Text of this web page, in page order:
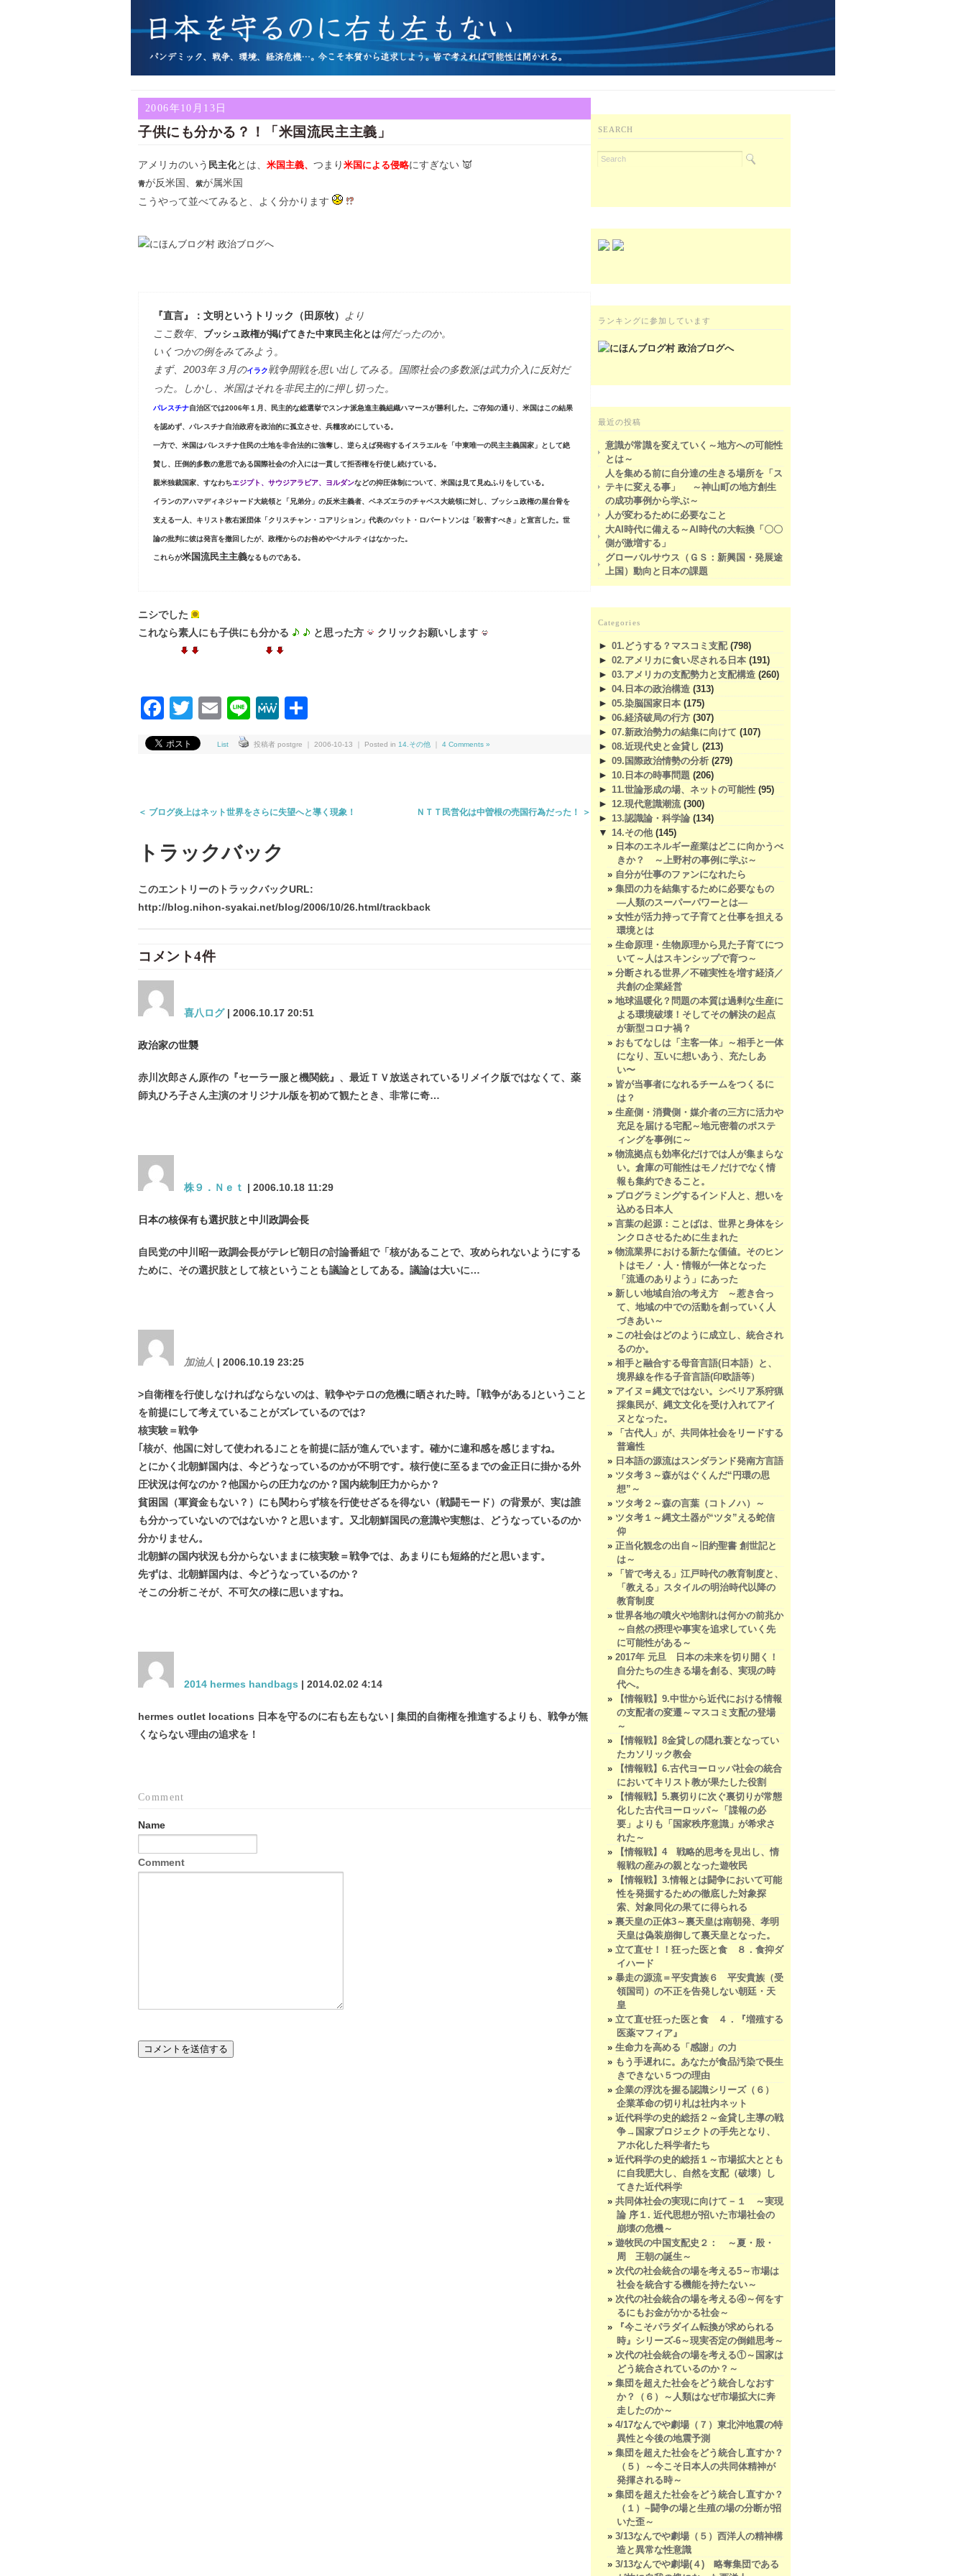
2006年10月13日
子供にも分かる？！「米国流民主主義」
アメリカのいう 民主化とは、 米国主義、 つまり 米国による侵略にすぎない 👿
青が反米国、 紫が属米国
こうやって並べてみると、よく分かります
『直言』：文明というトリック（田原牧）
より
ここ数年、 ブッシュ政権が掲げてきた中東民主化とは何だったのか。
いくつかの例をみてみよう。
まず、2003年３月のイラク戦争開戦を思い出してみる。国際社会の多数派は武力介入に反対だ
った。しかし、米国はそれを非民主的に押し切った。
パレスチナ自治区では2006年１月、民主的な総選挙でスンナ派急進主義組織ハマースが勝利した。ご存知の通り、米国はこの結果
を認めず、パレスチナ自治政府を政治的に孤立させ、兵糧攻めにしている。
一方で、米国はパレスチナ住民の土地を非合法的に強奪し、逆らえば発砲するイスラエルを「中東唯一の民主主義国家」として絶
賛し、圧倒的多数の意思である国際社会の介入には一貫して拒否権を行使し続けている。
親米独裁国家、すなわちエジプト、サウジアラビア、ヨルダンなどの抑圧体制について、米国は見て見ぬふりをしている。
イランのアハマディネジャード大統領と「兄弟分」の反米主義者、 ベネズエラのチャベス大統領に対し、ブッシュ政権の屋台骨を
支える一人、キリスト教右派団体「クリスチャン・コアリション」代表のパット・ロバートソンは「殺害すべき」と宣言した。世
論の批判に彼は発言を撤回したが、政権からのお咎めやペナルティはなかった。
これらが米国流民主主義なるものである。
ニシでした
これなら素人にも子供にも分かる
と思った方 クリックお願いします
Facebook
Twitter
Email
LineMeWe
List 投稿者 postgre ｜ 2006-10-13 ｜ Posted in 14.その他 4 Comments »
＜ ブログ炎上はネット世界をさらに失望へと導く現象！ ＮＴＴ民営化は中曽根の売国行為だった！ ＞
トラックバック
このエントリーのトラックバックURL:
http://blog.nihon-syakai.net/blog/2006/10/26.html/trackback
コメント4件
喜八ログ| 2006.10.17 20:51
政治家の世襲
赤川次郎さん原作の『セーラー服と機関銃』、最近ＴＶ放送されているリメイク版ではなくて、薬
師丸ひろ子さん主演のオリジナル版を初めて観たとき、非常に奇…
株９．Ｎｅｔ | 2006.10.18 11:29
日本の核保有も選択肢と中川政調会長
自民党の中川昭一政調会長がテレビ朝日の討論番組で「核があることで、攻められないようにする
ために、その選択肢として核ということも議論としてある。議論は大いに…
加油人 | 2006.10.19 23:25
>自衛権を行使しなければならないのは、戦争やテロの危機に晒された時。｢戦争がある｣ということ
を前提にして考えていることがズレているのでは?
核実験＝戦争
｢核が、他国に対して使われる｣ことを前提に話が進んでいます。確かに違和感を感じますね。
とにかく北朝鮮国内は、今どうなっているのかが不明です。核行使に至るまでの金正日に掛かる外
圧状況は何なのか？他国からの圧力なのか？国内統制圧力からか？
貧困国（軍資金もない？）にも関わらず核を行使せざるを得ない（戦闘モード）の背景が、実は誰
も分かっていないのではないか？と思います。又北朝鮮国民の意識や実態は、どうなっているのか
分かりません。
北朝鮮の国内状況も分からないままに核実験＝戦争では、あまりにも短絡的だと思います。
先ずは、北朝鮮国内は、今どうなっているのか？
そこの分析こそが、不可欠の様に思いますね。
2014 hermes handbags | 2014.02.02 4:14
hermes outlet locations 日本を守るのに右も左もない | 集団的自衛権を推進するよりも、戦争が無
くならない理由の追求を！
Comment
Name
Comment
SEARCH
ランキングに参加しています
最近の投稿
意識が常識を変えていく～地方への可能性
とは～
人を集める前に自分達の生きる場所を「ス
テキに変える事」 ～神山町の地方創生
の成功事例から学ぶ～
人が変わるために必要なこと
大AI時代に備える～AI時代の大転換「〇〇
側が激増する」
グローバルサウス（ＧＳ：新興国・発展途
上国）動向と日本の課題
Categories
► 01.どうする？マスコミ支配(798)
► 02.アメリカに食い尽される日本(191)
► 03.アメリカの支配勢力と支配構造(260)
► 04.日本の政治構造(313)
► 05.染脳国家日本(175)
► 06.経済破局の行方(307)
► 07.新政治勢力の結集に向けて (107)
► 08.近現代史と金貸し (213)
► 09.国際政治情勢の分析(279)
► 10.日本の時事問題 (206)
► 11.世論形成の場、ネットの可能性(95)
► 12.現代意識潮流(300)
► 13.認識論・科学論(134)
▼ 14.その他(145)
日本のエネルギー産業はどこに向かうべ
きか？ ～上野村の事例に学ぶ～
自分が仕事のファンになれたら
集団の力を結集するために必要なもの
―人類のスーパーパワーとは―
女性が活力持って子育てと仕事を担える
環境とは
生命原理・生物原理から見た子育てにつ
いて～人はスキンシップで育つ～
分断される世界／不確実性を増す経済／
共創の企業経営
地球温暖化？問題の本質は過剰な生産に
よる環境破壊！そしてその解決の起点
が新型コロナ禍？
おもてなしは「主客一体」～相手と一体
になり、互いに想いあう、充たしあ
い〜
皆が当事者になれるチームをつくるに
は？
生産側・消費側・媒介者の三方に活力や
充足を届ける宅配～地元密着のポステ
ィングを事例に～
物流拠点も効率化だけでは人が集まらな
い。倉庫の可能性はモノだけでなく情
報も集約できること。
プログラミングするインド人と、想いを
込める日本人
言葉の起源：ことばは、世界と身体をシ
ンクロさせるために生まれた
物流業界における新たな価値。そのヒン
トはモノ・人・情報が一体となった
「流通のありよう」にあった
新しい地域自治の考え方 ～惹き合っ
て、地域の中での活動を創っていく人
づきあい～
この社会はどのように成立し、統合され
るのか。
相手と融合する母音言語(日本語）と、
境界線を作る子音言語(印欧語等）
アイヌ＝縄文ではない。シベリア系狩猟
採集民が、縄文文化を受け入れてアイ
ヌとなった。
「古代人」が、共同体社会をリードする
普遍性
日本語の源流はスンダランド発南方言語
ツタ考３～森がはぐくんだ“円環の思
想”～
ツタ考２～森の言葉（コトノハ）～
ツタ考１～縄文土器が“ツタ”える蛇信
仰
正当化観念の出自～旧約聖書 創世記と
は～
「皆で考える」江戸時代の教育制度と、
「教える」スタイルの明治時代以降の
教育制度
世界各地の噴火や地割れは何かの前兆か
～自然の摂理や事実を追求していく先
に可能性がある～
2017年 元旦 日本の未来を切り開く！
自分たちの生きる場を創る、実現の時
代へ。
【情報戦】9.中世から近代における情報
の支配者の変遷～マスコミ支配の登場
～
【情報戦】8金貸しの隠れ蓑となってい
たカソリック教会
【情報戦】6.古代ヨーロッパ社会の統合
においてキリスト教が果たした役割
【情報戦】5.裏切りに次ぐ裏切りが常態
化した古代ヨーロッパ～「諜報の必
要」よりも「国家秩序意識」が希求さ
れた～
【情報戦】4 戦略的思考を見出し、情
報戦の産みの親となった遊牧民
【情報戦】3.情報とは闘争において可能
性を発掘するための徹底した対象探
索、対象同化の果てに得られる
裏天皇の正体3～裏天皇は南朝発、孝明
天皇は偽装崩御して裏天皇となった。
立て直せ！！狂った医と食 ８．食抑ダ
イハード
暴走の源流＝平安貴族６ 平安貴族（受
領国司）の不正を告発しない朝廷・天
皇
立て直せ狂った医と食 ４．『増殖する
医薬マフィア』
生命力を高める「感謝」の力
もう手遅れに。あなたが食品汚染で長生
きできない５つの理由
企業の浮沈を握る認識シリーズ（６）
企業革命の切り札は社内ネット
近代科学の史的総括２～金貸し主導の戦
争→国家プロジェクトの手先となり、
アホ化した科学者たち
近代科学の史的総括１～市場拡大ととも
に自我肥大し、自然を支配（破壊）し
てきた近代科学
共同体社会の実現に向けて－１ ～実現
論 序１. 近代思想が招いた市場社会の
崩壊の危機～
遊牧民の中国支配史２： ～夏・殷・
周 王朝の誕生～
次代の社会統合の場を考える5～市場は
社会を統合する機能を持たない～
次代の社会統合の場を考える④～何をす
るにもお金がかかる社会～
『今こそパラダイム転換が求められる
時』シリーズ-6～現実否定の倒錯思考～
次代の社会統合の場を考える①～国家は
どう統合されているのか？～
集団を超えた社会をどう統合しなおす
か？（６）～人類はなぜ市場拡大に奔
走したのか～
4/17なんでや劇場（７）東北沖地震の特
異性と今後の地震予測
集団を超えた社会をどう統合し直すか？
（５）～今こそ日本人の共同体精神が
発揮される時～
集団を超えた社会をどう統合し直すか？
（１）~闘争の場と生殖の場の分断が招
いた歪～
3/13なんでや劇場（５）西洋人の精神構
造と異常な性意識
3/13なんでや劇場(４) 略奪集団である